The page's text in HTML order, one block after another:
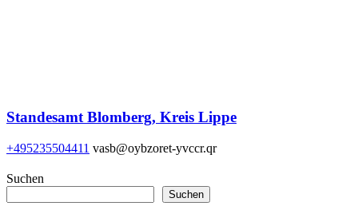
Standesamt Blomberg, Kreis Lippe
+495235504411 vasb@oybzoret-yvccr.qr
Suchen
Suchen